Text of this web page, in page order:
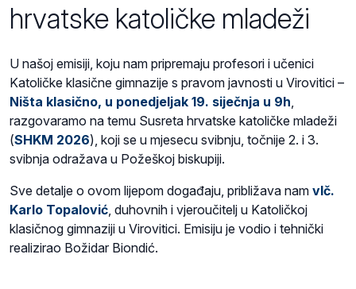
hrvatske katoličke mladeži
U našoj emisiji, koju nam pripremaju profesori i učenici
Katoličke klasične gimnazije s pravom javnosti u Virovitici –
Ništa klasično, u ponedjeljak 19. siječnja u 9h,
razgovaramo na temu Susreta hrvatske katoličke mladeži
(SHKM 2026), koji se u mjesecu svibnju, točnije 2. i 3.
svibnja odražava u Požeškoj biskupiji.
Sve detalje o ovom lijepom događaju, približava nam vlč.
Karlo Topalović, duhovnih i vjeroučitelj u Katoličkoj
klasičnog gimnaziji u Virovitici. Emisiju je vodio i tehnički
realizirao Božidar Biondić.